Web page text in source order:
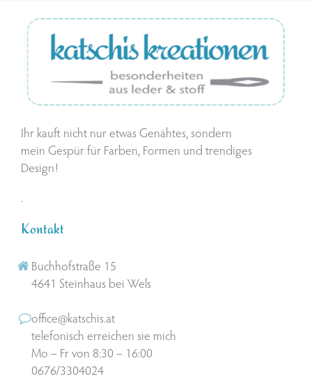
Ihr kauft nicht nur etwas Genähtes, sondern
mein Gespür für Farben, Formen und trendiges
Design!
.
Kontakt
Buchhofstraße 15
4641 Steinhaus bei Wels
office@katschis.at
telefonisch erreichen sie mich
Mo – Fr von 8:30 – 16:00
0676/3304024